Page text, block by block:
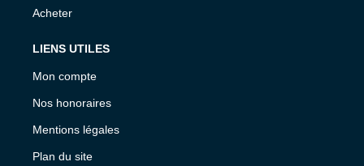
Acheter
LIENS UTILES
Mon compte
Nos honoraires
Mentions légales
Plan du site